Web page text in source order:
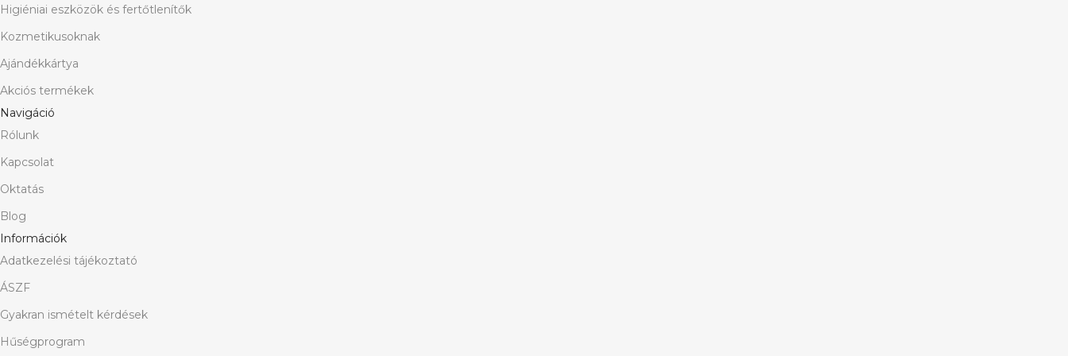
Higiéniai eszközök és fertőtlenítők
Kozmetikusoknak
Ajándékkártya
Akciós termékek
Navigáció
Rólunk
Kapcsolat
Oktatás
Blog
Információk
Adatkezelési tájékoztató
ÁSZF
Gyakran ismételt kérdések
Hűségprogram